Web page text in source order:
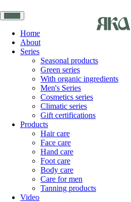
Home
About
Series
Seasonal products
Green series
With organic ingredients
Men's Series
Cosmetics series
Climatic series
Gift certifications
Products
Hair care
Face care
Hand care
Foot care
Body care
Care for men
Tanning products
Video